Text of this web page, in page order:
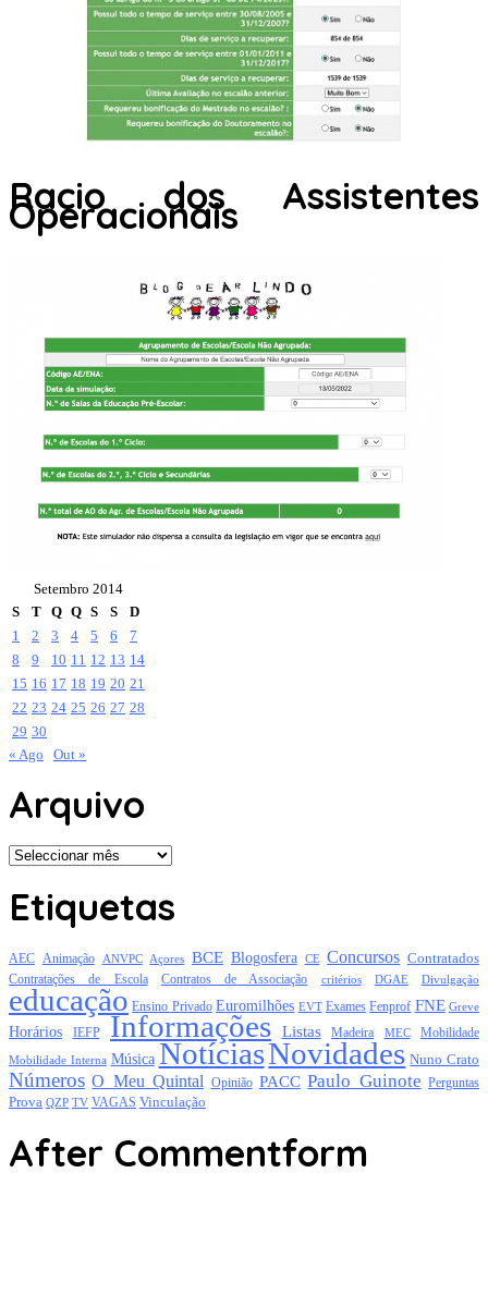
Racio dos Assistentes
Operacionais
Setembro 2014
S
T Q Q S S
D
1
2 3 4 5 6
7
8
9 10 11 12 13 14
15 16 17 18 19 20 21
22 23 24 25 26 27 28
29 30
« Ago
Out »
Arquivo
Arquivo
Etiquetas
AEC Animação ANVPC Açores BCE Blogosfera CE Concursos Contratados
Contratações de Escola Contratos de Associação critérios DGAE Divulgação
educação Ensino Privado Euromilhões EVT Exames Fenprof FNE Greve
Horários IEFP Informações Listas Madeira MEC Mobilidade
Mobilidade Interna Música NotíciasNovidades Nuno Crato
Números O Meu Quintal Opinião PACC Paulo Guinote Perguntas
Prova QZP TV VAGAS Vinculação
After Commentform